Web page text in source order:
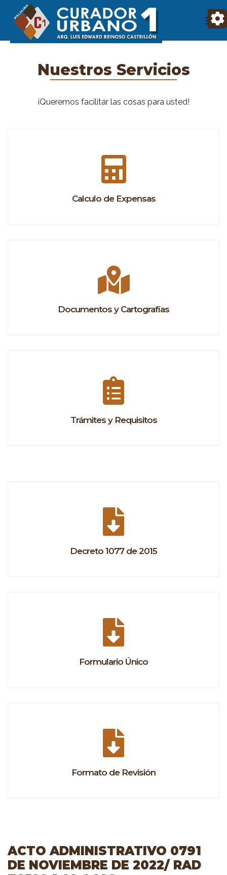
Nuestros Servicios
¡Queremos facilitar las cosas para usted!
Calculo de Expensas
Documentos y Cartografías
Trámites y Requisitos
Decreto 1077 de 2015
Formulario Único
Formato de Revisión
ACTO ADMINISTRATIVO 0791
DE NOVIEMBRE DE 2022/ RAD